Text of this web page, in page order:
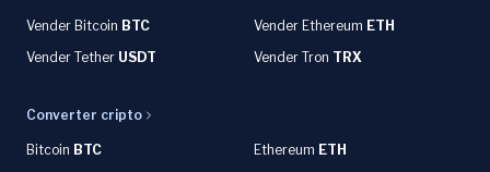
Vender Bitcoin BTC Vender Ethereum ETH
Vender Tether USDT Vender Tron TRX
Converter cripto
Bitcoin BTC Ethereum ETH